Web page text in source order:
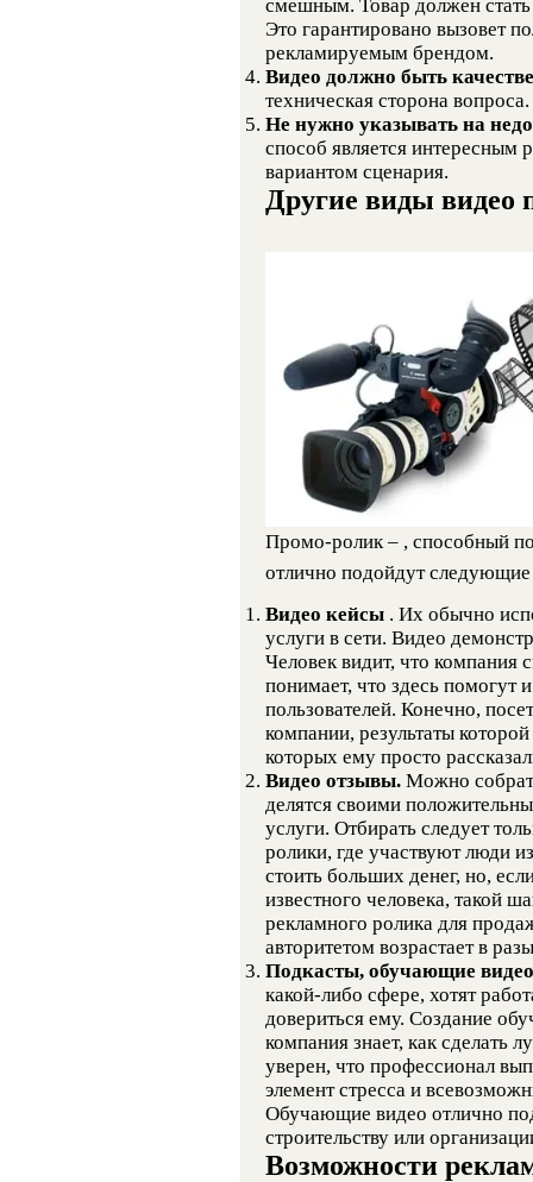
смешным. Товар должен
Это гарантировано вызовет
рекламируемым брендом.
Видео должно быть
техническая сторона вопроса.
Не нужно указывать на
способ является
вариантом сценария.
Другие виды видео
Промо-ролик – , способный
отлично подойдут
Видео кейсы . Их обычно
услуги в сети. Видео
Человек видит, что
понимает, что здесь помогут
пользователей. Конечно,
компании, результаты
которых ему просто
Видео отзывы. Можно
делятся своими
услуги. Отбирать следует
ролики, где участвуют люди
стоить больших денег, но,
известного человека, такой
рекламного ролика для
авторитетом возрастает в
Подкасты, обучающие
какой-либо сфере, хотят
довериться ему. Создание
компания знает, как сделать
уверен, что профессионал
элемент стресса и
Обучающие видео отлично
строительству или
Возможности